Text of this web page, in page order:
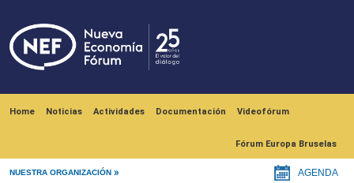
Home Noticias Actividades Documentación Videofórum
Fórum Europa Bruselas
NUESTRA ORGANIZACIÓN AGENDA